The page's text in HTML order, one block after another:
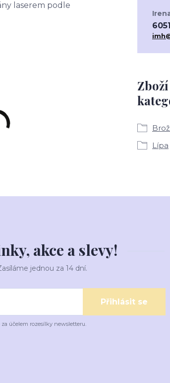
laserem podle
Lípa
akce a slevy!
jednou za 14 dní.
Přihlásit se
za účelem rozesílky newsletteru.